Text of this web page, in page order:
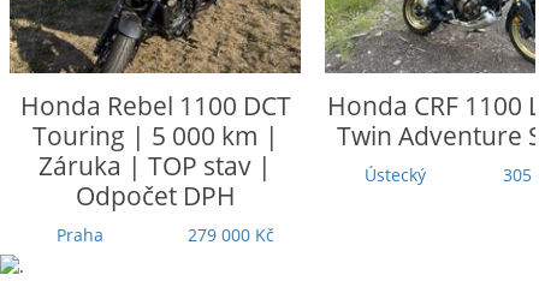
Honda Rebel 1100 DCT
Touring | 5 000 km |
Záruka | TOP stav |
Odpočet DPH
Praha 279 000 Kč
Honda CRF 1100
Twin Adventure
Ústecký 305